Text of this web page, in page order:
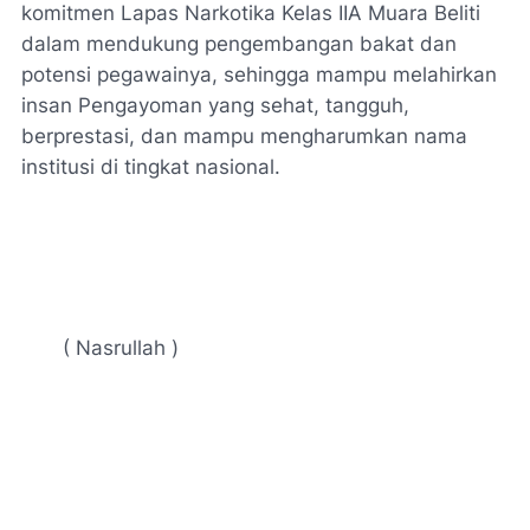
komitmen Lapas Narkotika Kelas IIA Muara Beliti
dalam mendukung pengembangan bakat dan
potensi pegawainya, sehingga mampu melahirkan
insan Pengayoman yang sehat, tangguh,
berprestasi, dan mampu mengharumkan nama
institusi di tingkat nasional.
( Nasrullah )